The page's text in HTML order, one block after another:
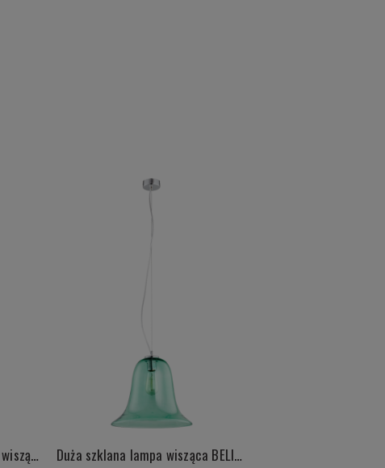
Duża szklana różowa lampa wisząca BELIZE 3714 Duża szklana lampa wisząca BELIZE 3713